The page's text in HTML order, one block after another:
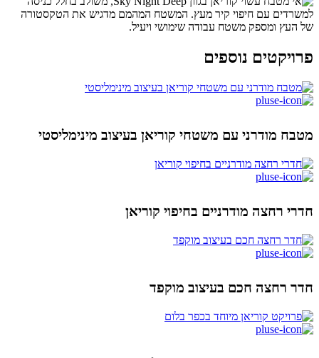
פרויקטים נוספים
מטבח מודרני עם משטחי קוריאן בעיצוב מינימליסטי
חדרי רחצה מודרניים בחיפוי קוריאן
חדר רחצה חכם בעיצוב מוקפד